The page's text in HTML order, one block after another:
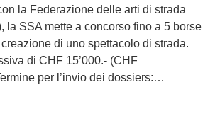
la Federazione delle arti di strada
la SSA mette a concorso fino a 5 borse
di uno spettacolo di strada.
di CHF 15’000.- (CHF
per l’invio dei dossiers:…